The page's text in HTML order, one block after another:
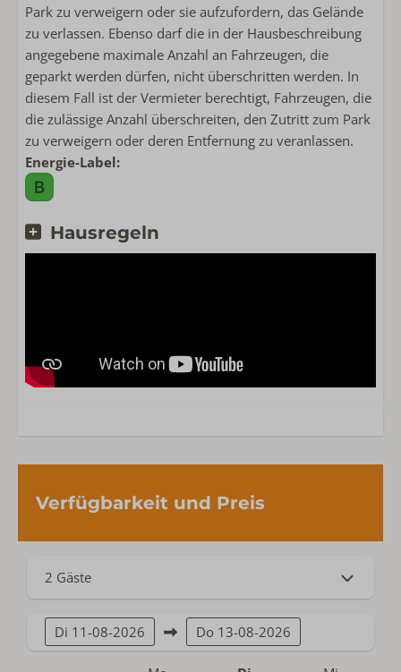
Park zu verweigern oder sie aufzufordern, das Gelände
zu verlassen. Ebenso darf die in der Hausbeschreibung
angegebene maximale Anzahl an Fahrzeugen, die
geparkt werden dürfen, nicht überschritten werden. In
diesem Fall ist der Vermieter berechtigt, Fahrzeugen, die
die zulässige Anzahl überschreiten, den Zutritt zum Park
zu verweigern oder deren Entfernung zu veranlassen.
Energie-Label:
Hausregeln
Verfügbarkeit und Preis
2 Gäste
Di 11-08-2026 Do 13-08-2026